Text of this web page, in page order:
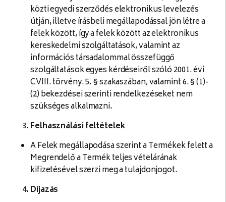
közti egyedi szerződés elektronikus levelezés
útján, illetve írásbeli megállapodással jön létre a
felek között, így a felek között az elektronikus
kereskedelmi szolgáltatások, valamint az
információs társadalommal összefüggő
szolgáltatások egyes kérdéseiről szóló 2001. évi
CVIII. törvény. 5. § szakaszában, valamint 6. § (1)-
(2) bekezdései szerinti rendelkezéseket nem
szükséges alkalmazni.
Felhasználási feltételek
A Felek megállapodása szerint a Termékek felett a
Megrendelő a Termék teljes vételárának
kifizetésével szerzi meg a tulajdonjogot.
Díjazás